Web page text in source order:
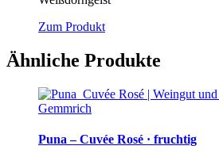
Zum ProduktDieses
weist
mehrere
auf.
können
Ähnliche Produkte
Puna – Cuvée Rosé · fruchtig